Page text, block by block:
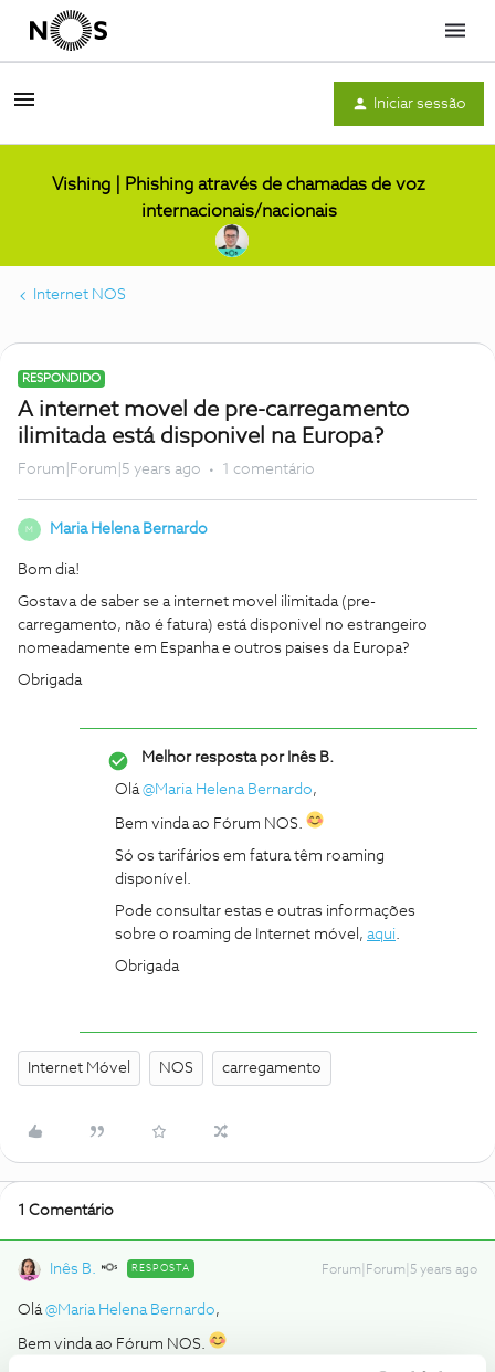
Menu
Iniciar sessão
Vishing | Phishing através de chamadas de voz
internacionais/nacionais
Internet NOS
RESPONDIDO
A internet movel de pre-carregamento
ilimitada está disponivel na Europa?
Forum|Forum|5 years ago 1 comentário
M Maria Helena Bernardo
Bom dia!
Gostava de saber se a internet movel ilimitada (pre-
carregamento, não é fatura) está disponivel no estrangeiro
nomeadamente em Espanha e outros paises da Europa?
Obrigada
Melhor resposta porInês B.
Olá@Maria Helena Bernardo,
Bem vinda ao Fórum NOS.
Só os tarifários em fatura têm roaming
disponível.
Pode consultar estas e outras informações
sobre o roaming de Internet móvel, aqui.
Obrigada
Internet Móvel NOS carregamento
1 Comentário
Inês B. RESPOSTA Forum|Forum|5 years ago
Olá@Maria Helena Bernardo,
Bem vinda ao Fórum NOS.